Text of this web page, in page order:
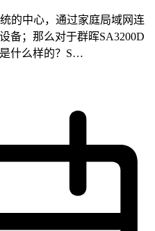
的中心，通过家庭局域网连
备；那么对于群晖SA3200D
什么样的？S…